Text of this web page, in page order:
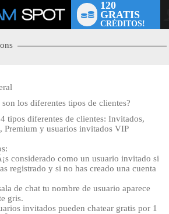
120
GRATIS
CRÉDITOS!
son los diferentes tipos de clientes?
tipos diferentes de clientes: Invitados,
Premium y usuarios invitados VIP
considerado como un usuario invitado si
registrado y si no has creado una cuenta
de chat tu nombre de usuario aparece
gris.
invitados pueden chatear gratis por 1
TIME OFFER!